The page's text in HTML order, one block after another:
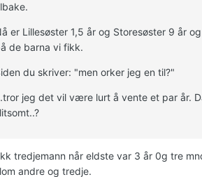
er Lillesøster 1,5 år og Storesøster 9 år
de barna vi fikk.
du skriver: "men orker jeg en til?"
jeg det vil være lurt å vente et par år.
tredjemann når eldste var 3 år 0g tre
andre og tredje.